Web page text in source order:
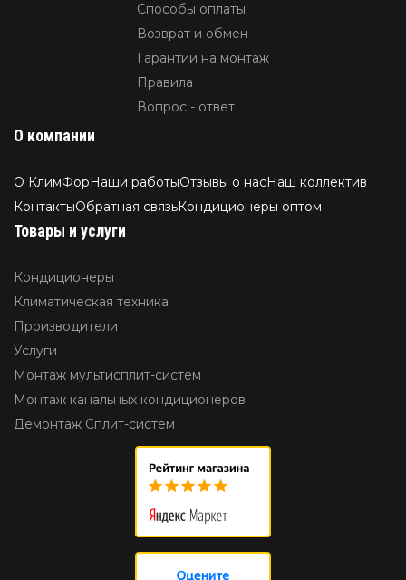
Способы оплаты
Возврат и обмен
Гарантии на монтаж
Правила
Вопрос - ответ
О компании
О КлимФорНаши работыОтзывы о насНаш коллектив
КонтактыОбратная связьКондиционеры оптом
Товары и услуги
Кондиционеры
Климатическая техника
Производители
Услуги
Монтаж мультисплит-систем
Монтаж канальных кондиционеров
Демонтаж Сплит-систем